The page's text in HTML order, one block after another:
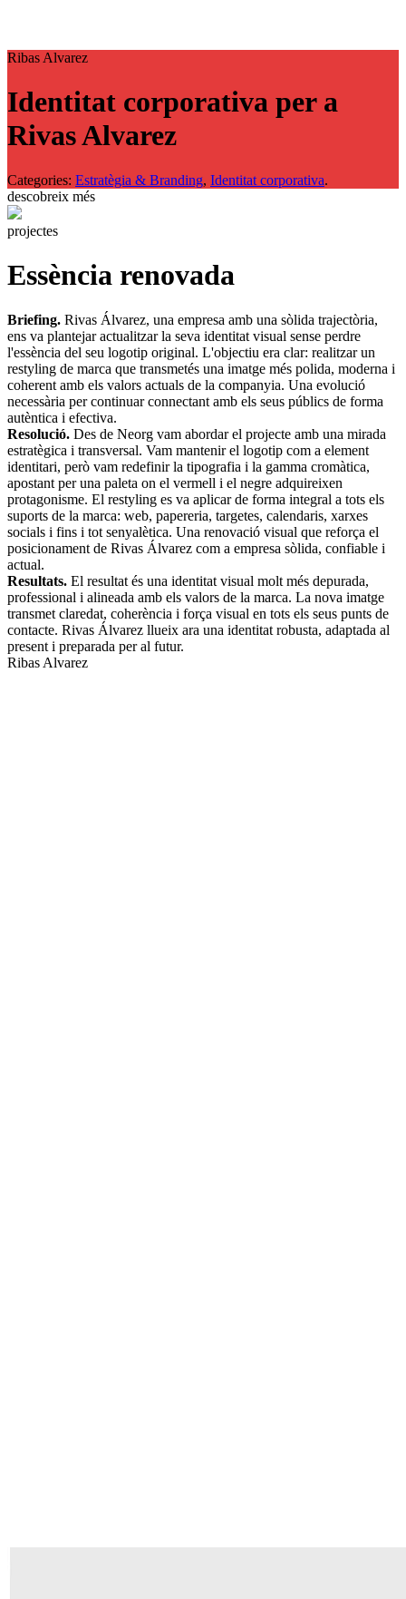
Ribas Alvarez
Identitat corporativa per a
Rivas Alvarez
Categories: Estratègia & Branding, Identitat corporativa.
descobreix més
projectes
Essència renovada
Briefing. Rivas Álvarez, una empresa amb una sòlida trajectòria,
ens va plantejar actualitzar la seva identitat visual sense perdre
l'essència del seu logotip original. L'objectiu era clar: realitzar un
restyling de marca que transmetés una imatge més polida, moderna i
coherent amb els valors actuals de la companyia. Una evolució
necessària per continuar connectant amb els seus públics de forma
autèntica i efectiva.
Resolució. Des de Neorg vam abordar el projecte amb una mirada
estratègica i transversal. Vam mantenir el logotip com a element
identitari, però vam redefinir la tipografia i la gamma cromàtica,
apostant per una paleta on el vermell i el negre adquireixen
protagonisme. El restyling es va aplicar de forma integral a tots els
suports de la marca: web, papereria, targetes, calendaris, xarxes
socials i fins i tot senyalètica. Una renovació visual que reforça el
posicionament de Rivas Álvarez com a empresa sòlida, confiable i
actual.
Resultats. El resultat és una identitat visual molt més depurada,
professional i alineada amb els valors de la marca. La nova imatge
transmet claredat, coherència i força visual en tots els seus punts de
contacte. Rivas Álvarez llueix ara una identitat robusta, adaptada al
present i preparada per al futur.
Ribas Alvarez